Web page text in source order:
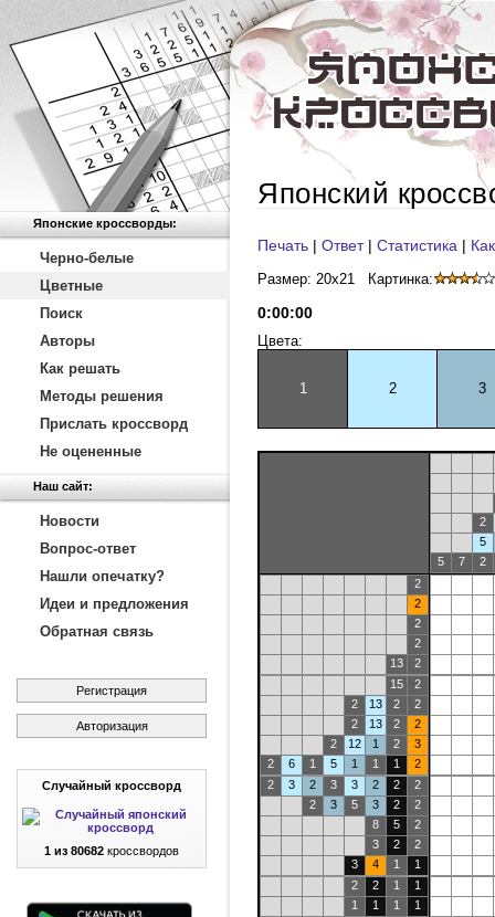
Японские кроссворды:
Черно-белые
Цветные
Поиск
Авторы
Как решать
Методы решения
Прислать кроссворд
Не оцененные
Наш сайт:
Новости
Вопрос-ответ
Нашли опечатку?
Идеи и предложения
Обратная связь
Регистрация
Авторизация
Случайный кроссворд
1 из 80682 кроссвордов
Японский
Печать | Ответ| Статистика |
Размер: 20x21 Картинка:
0:00:00
Цвета:
1 2 3
2
5
5
7
2
2
2
2
2
13
2
15
2
2
13 2
2
2
13 2
2
2
12 1 2
3
2
6 1 5 1 1 1
2
2
3 2 3 3 2 2
2
2
3 5 3 2
2
8
5
2
3
2
2
3
4 1
1
2
2 1
1
1
1 1
1